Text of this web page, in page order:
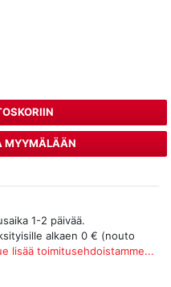
MYYMÄLÄÄN
1-2 päivää.
alkaen 0 € (nouto
lisää toimitusehdoistamme...